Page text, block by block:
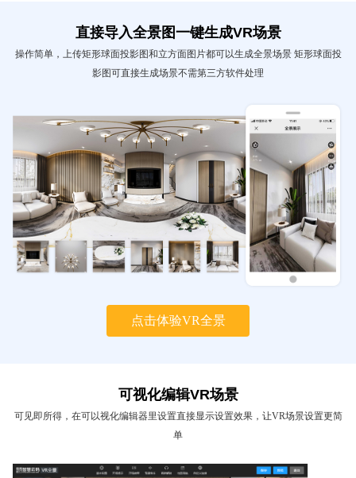
直接导入全景图一键生成VR场景
操作简单，上传矩形球面投影图和立方面图片都可以生成全景场景 矩形球面投
影图可直接生成场景不需第三方软件处理
点击体验VR全景
可视化编辑VR场景
可见即所得，在可以视化编辑器里设置直接显示设置效果，让VR场景设置更简
单